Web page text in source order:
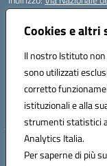
Cookies e
Il nostro Istituto
sono utilizzati
corretto
istituzionali e alla
strumenti statistici
Analytics Italia.
Per saperne di più
Centralino:
Email:
Codice fiscale:
Codice meccanografico:
Codice unico di